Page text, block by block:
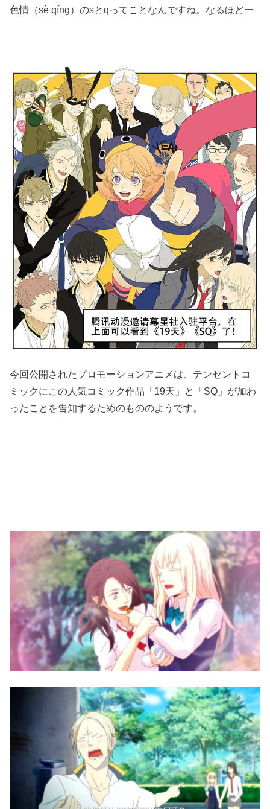
色情（sè qíng）のsとqってことなんですね。なるほどー
今回公開されたプロモーションアニメは、テンセントコ
ミックにこの人気コミック作品「19天」と「SQ」が加わ
ったことを告知するためのもののようです。